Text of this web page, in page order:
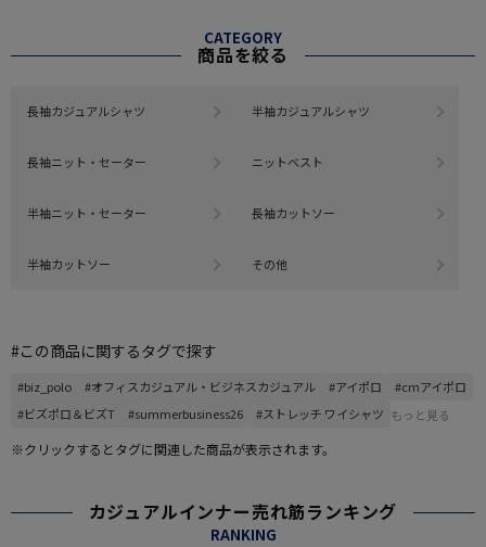
CATEGORY
商品を絞る
長袖カジュアルシャツ 半袖カジュアルシャツ
長袖ニット・セーター ニットベスト
半袖ニット・セーター 長袖カットソー
半袖カットソー その他
#この商品に関するタグで探す
#biz_polo #オフィスカジュアル・ビジネスカジュアル #アイポロ
#cmアイポロ
#ビズポロ＆ビズT
#summerbusiness26 #ストレッチ ワイシャツ もっと見る
※クリックするとタグに関連した商品が表示されます。
カジュアルインナー売れ筋ランキング
RANKING